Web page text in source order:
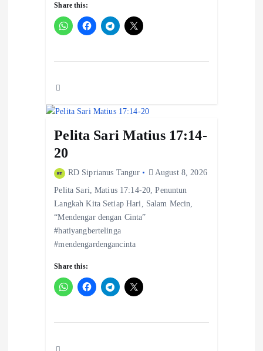
Share this:
Pelita Sari Matius 17:14-
20
RD Siprianus Tangur August 8, 2026
Pelita Sari, Matius 17:14-20, Penuntun
Langkah Kita Setiap Hari, Salam Mecin,
“Mendengar dengan Cinta”
#hatiyangbertelinga
#mendengardengancinta
Share this: